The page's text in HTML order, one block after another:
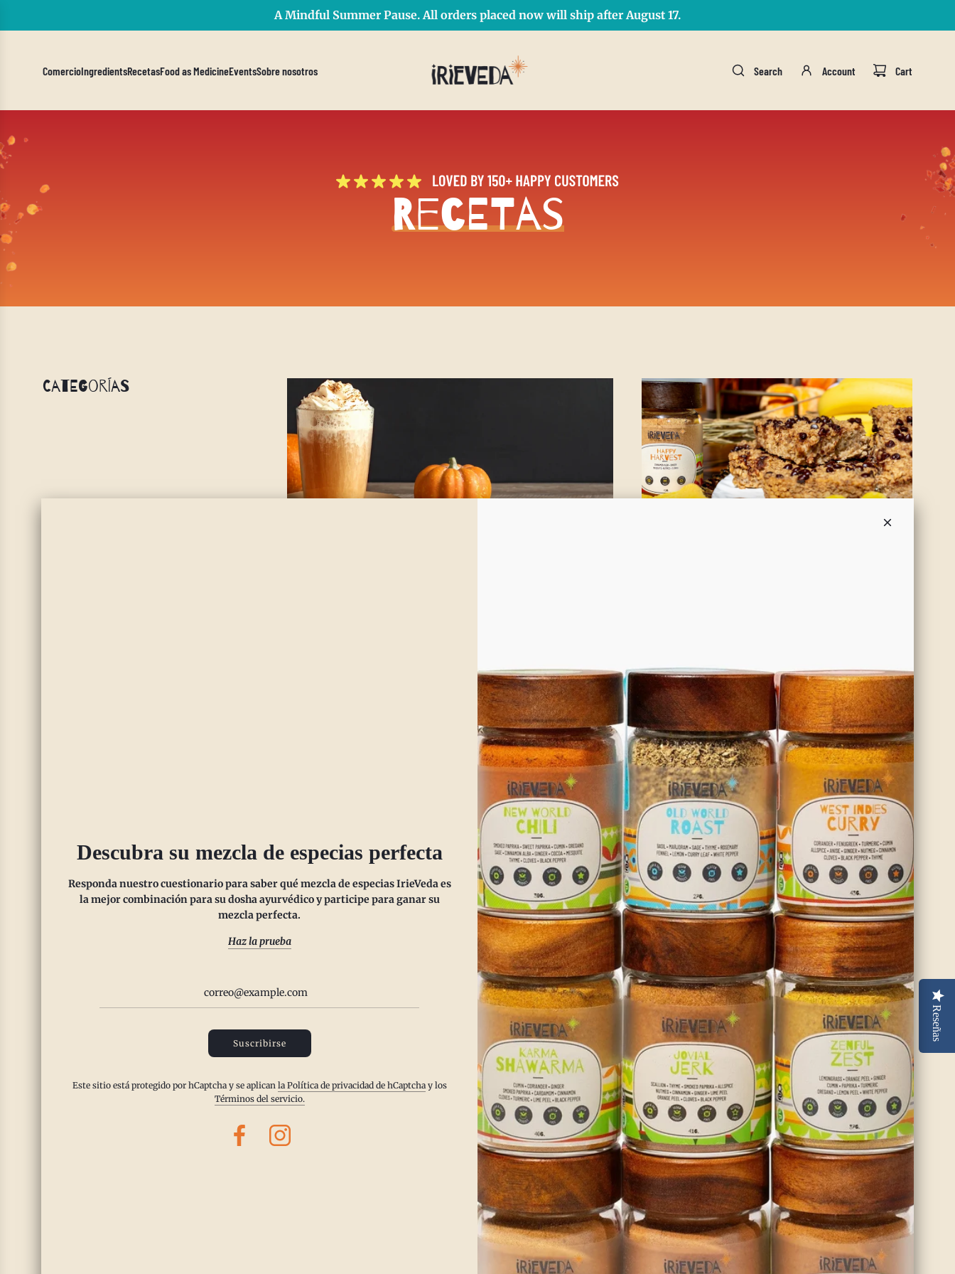
A Mindful Summer Pause. All orders placed now will ship after August 17.
Free Shipping on orders over $50 Use Code: IRIEDAYSHOP NOW
ComercioIngredientsRecetasFood as MedicineEventsSobre nosotros Search Account Cart
Recetas
Categorías
those warm, cozy flavors that feels like a hug in...
nuevo con nuestra mezcla Happy Harvest. De cualquier
manera, esta receta seguramente hará que no quieras
saltarte el desayuno.
Leer más
Chile de quinua
reconfortante
Este chile de quinua vegano instantáneo seguramente satisfará tu
paladar, calentará tu estómago y te dará la energía que necesitas para
superar los días fríos. Nuestra mezcla New World Chili sabe que el secreto
de un chile de buena calidad está en las especias y estamos seguros de
simplificar su...
Leer más
Pollo al curry
jamaicano
Esta receta de pollo al curry jamaicano es una muestra del
dulce calor caribeño con la mezcla de cálidas especias del
curry de las Indias Occidentales de IrieVeda , que puede ser
suave o condimentado con Scotch Bonnet Pepper de IrieVeda
Leer más
Reseñas
Descubra su mezcla de especias perfecta
Responda nuestro cuestionario para saber qué mezcla de especias IrieVeda es
la mejor combinación para su dosha ayurvédico y participe para ganar su
mezcla perfecta.
Haz la prueba
Suscribirse
Este sitio está protegido por hCaptcha y se aplican la Política de privacidad de hCaptchay los
Términos del servicio.